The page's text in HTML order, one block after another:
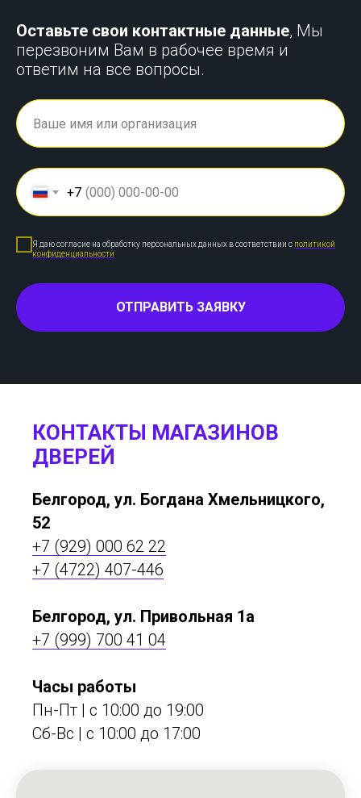
Оставьте свои контактные данные, Мы
перезвоним Вам в рабочее время и
ответим на все вопросы.
+7
Я даю согласие на обработку персональных данных в соответствии с политикой
конфиденциальности
ОТПРАВИТЬ ЗАЯВКУ
КОНТАКТЫ МАГАЗИНОВ
ДВЕРЕЙ
Белгород, ул. Богдана Хмельницкого,
52
+7 (929) 000 62 22
+7 (4722) 407-446
Белгород, ул. Привольная 1а
+7 (999) 700 41 04
Часы работы
Пн-Пт | с 10:00 до 19:00
Сб-Вс | c 10:00 до 17:00